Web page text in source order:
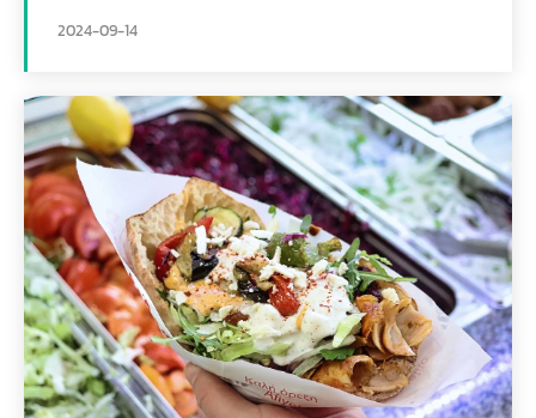
2024-09-14